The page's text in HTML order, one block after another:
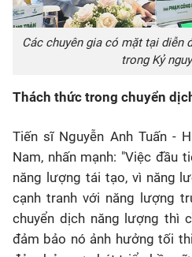
Các chuyên gia có mặt tại diễn
trong Kỷ
Thách thức trong chuyển
Tiến sĩ Nguyễn Anh Tuấn -
Nam, nhấn mạnh: "Việc đầu
năng lượng tái tạo, vì năng
cạnh tranh với năng lượng
chuyển dịch năng lượng thì
đảm bảo nó ảnh hưởng tối